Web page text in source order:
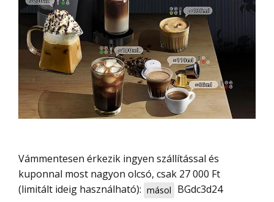
Vámmentesen érkezik ingyen szállítással és
kuponnal most nagyon olcsó, csak 27 000 Ft
(limitált ideig használható): másol BGdc3d24